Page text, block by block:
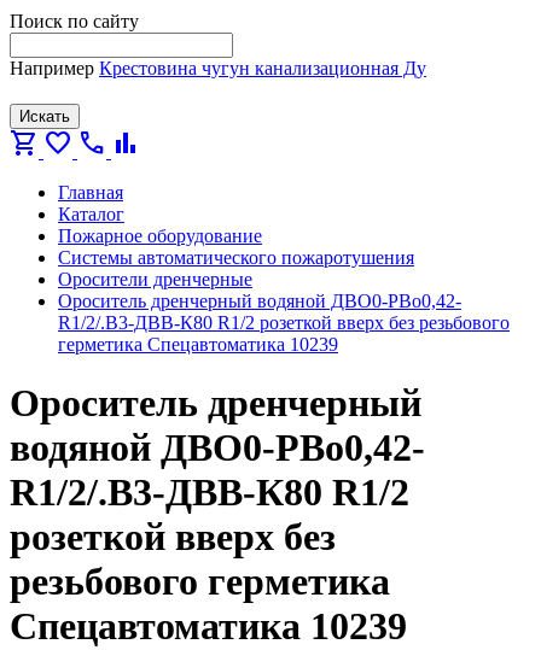
Поиск по сайту
Например Крестовина чугун канализационная Ду
Искать
shopping_cart favorite call bar_chart
Главная
Каталог
Пожарное оборудование
Системы автоматического пожаротушения
Оросители дренчерные
Ороситель дренчерный водяной ДВО0-РВо0,42-
R1/2/.В3-ДВВ-К80 R1/2 розеткой вверх без резьбового
герметика Спецавтоматика 10239
Ороситель дренчерный
водяной ДВО0-РВо0,42-
R1/2/.В3-ДВВ-К80 R1/2
розеткой вверх без
резьбового герметика
Спецавтоматика 10239